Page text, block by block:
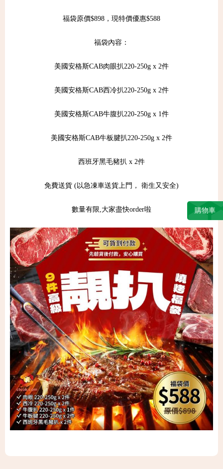
購物車
福袋原價$898，現特價優惠$588
福袋內容：
美國安格斯CAB肉眼扒220-250g x 2件
美國安格斯CAB西冷扒220-250g x 2件
美國安格斯CAB牛腹扒220-250g x 1件
美國安格斯CAB牛板腱扒220-250g x 2件
西班牙黑毛豬扒 x 2件
免費送貨 (以急凍車送貨上門， 衛生又安全)
數量有限,大家盡快order啦